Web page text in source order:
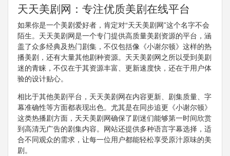
天天美剧网：专注优质美剧在线平台
如果你是一个美剧爱好者，肯定对“天天美剧网”这个名字不会
陌生。天天美剧网是一个专门提供高质量美剧资源的平台，涵
盖了众多经典及热门剧集，不仅包括像《小谢尔顿》这样的热
播美剧，还有大量其他剧种资源。天天美剧网之所以受到美剧
迷的青睐，不仅在于其资源丰富、更新速度快，还在于用户体
验的设计贴心。
相比于其他美剧平台，天天美剧网在内容更新、剧集质量、字
幕准确性等方面都表现出色。尤其是在同步追更《小谢尔顿》
这类热播剧方面，天天美剧网确保了剧迷们能够第一时间欣赏
到高清无广告的剧集内容。网站还提供多种语言字幕选择，适
合不同观众的需求，让每一位用户都能轻松享受原汁原味的美
剧。